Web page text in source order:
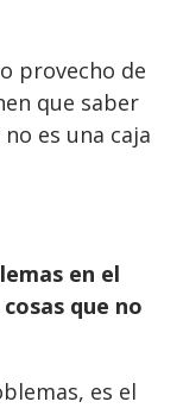
provecho de
que saber
es una caja
en el
que no
es el